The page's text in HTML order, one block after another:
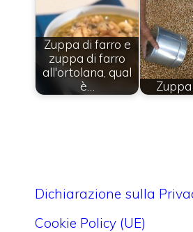
Zuppa di farro e
zuppa di farro
all'ortolana, qual
è…
Dichiarazione sulla
Cookie Policy (UE)